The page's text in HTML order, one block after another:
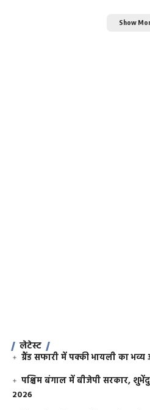
Show
लेटेस्ट
ग्रैंड सफारी में पक्की भायली का
पश्चिम बंगाल में बीजेपी सरकार,
2026